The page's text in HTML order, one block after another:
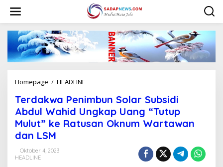
w
Homepage / HEADLINE
r
d
a
k
Terdakwa Penimbun Solar Subsidi
Abdul Wahid Ungkap Uang “Tutup
Mulut” ke Ratusan Oknum Wartawan
dan LSM
Oktober 4, 2023
HEADLINE